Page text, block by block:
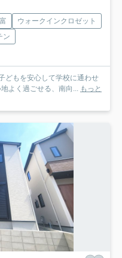
ウォークインクロゼット
ン
どもを安心して学校に通わせ
よく過ごせる、南向...
もっと